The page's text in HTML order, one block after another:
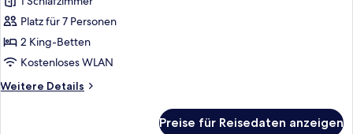
3 Schlafzimmer,
eigener
Pool,
(Lux)
Platz für 7 Personen
2 King-Betten
Kostenloses WLAN
Weitere Details
Weitere
Preise für Reisedaten anzeigen